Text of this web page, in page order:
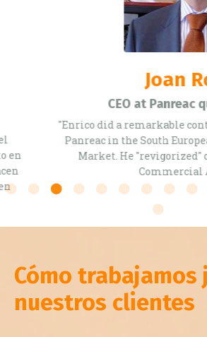
Joan
CEO at Panreac
"Enrico did a remarkable
Panreac in the South European
Market. He "revigorized" our
Commercial
Cómo trabajamos
nuestros clientes